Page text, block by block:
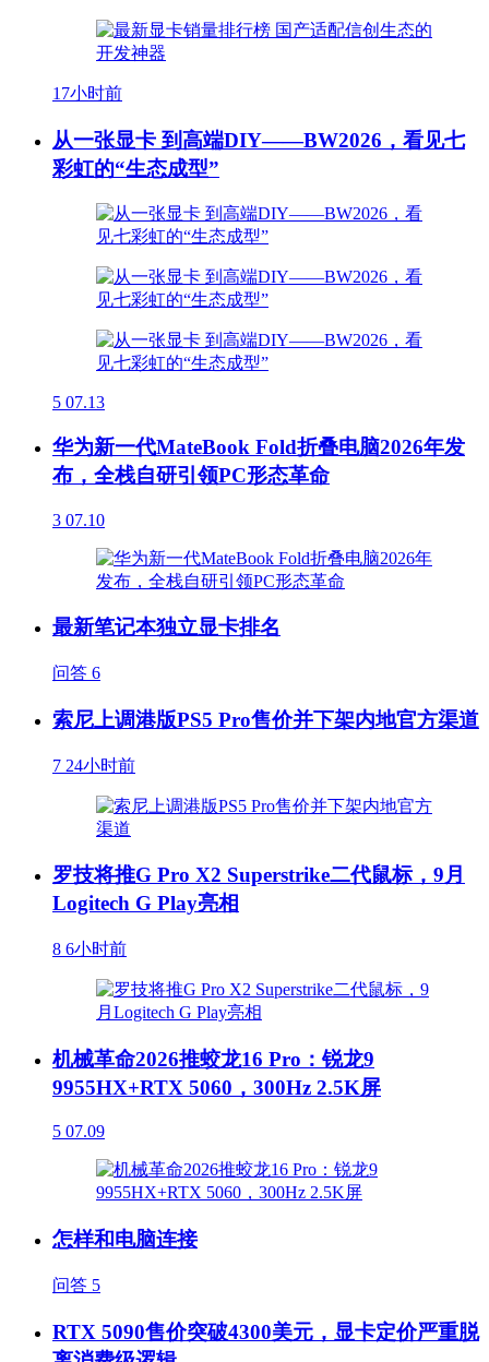
17小时前
从一张显卡 到高端DIY——BW2026，看见七
彩虹的“生态成型”
5 07.13
华为新一代MateBook Fold折叠电脑2026年发
布，全栈自研引领PC形态革命
3 07.10
最新笔记本独立显卡排名
问答 6
索尼上调港版PS5 Pro售价并下架内地官方渠道
7 24小时前
罗技将推G Pro X2 Superstrike二代鼠标，9月
Logitech G Play亮相
8 6小时前
机械革命2026推蛟龙16 Pro：锐龙9
9955HX+RTX 5060，300Hz 2.5K屏
5 07.09
怎样和电脑连接
问答 5
RTX 5090售价突破4300美元，显卡定价严重脱